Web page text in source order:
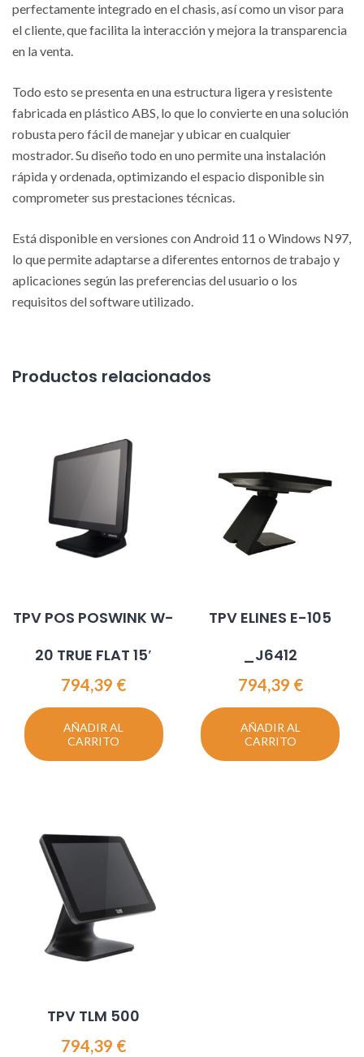
perfectamente integrado en el chasis, así como un visor para
el cliente, que facilita la interacción y mejora la transparencia
en la venta.
Todo esto se presenta en una estructura ligera y resistente
fabricada en plástico ABS, lo que lo convierte en una solución
robusta pero fácil de manejar y ubicar en cualquier
mostrador. Su diseño todo en uno permite una instalación
rápida y ordenada, optimizando el espacio disponible sin
comprometer sus prestaciones técnicas.
Está disponible en versiones con Android 11 o Windows N97,
lo que permite adaptarse a diferentes entornos de trabajo y
aplicaciones según las preferencias del usuario o los
requisitos del software utilizado.
Productos relacionados
TPV POS POSWINK W-
20 TRUE FLAT 15′
794,39 €
AÑADIR AL
CARRITO
TPV ELINES E-105
_J6412
794,39 €
AÑADIR AL
CARRITO
TPV TLM 500
794,39 €